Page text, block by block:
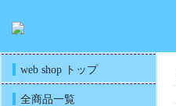
web shop トップ
全商品一覧